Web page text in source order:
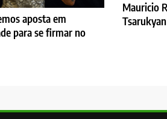
aposta em
para se firmar no
Mauricio